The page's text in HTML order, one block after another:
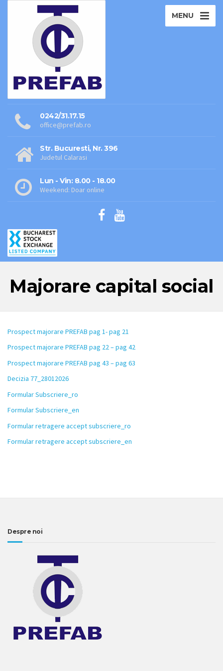
MENU
0242/31.17.15
office@prefab.ro
Str. Bucuresti, Nr. 396
Judetul Calarasi
Lun - Vin: 8.00 - 18.00
Weekend: Doar online
Majorare capital social
Prospect majorare PREFAB pag 1- pag 21
Prospect majorare PREFAB pag 22 – pag 42
Prospect majorare PREFAB pag 43 – pag 63
Decizia 77_28012026
Formular Subscriere_ro
Formular Subscriere_en
Formular retragere accept subscriere_ro
Formular retragere accept subscriere_en
Despre noi